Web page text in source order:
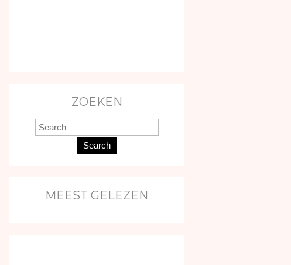
ZOEKEN
Search
MEEST GELEZEN